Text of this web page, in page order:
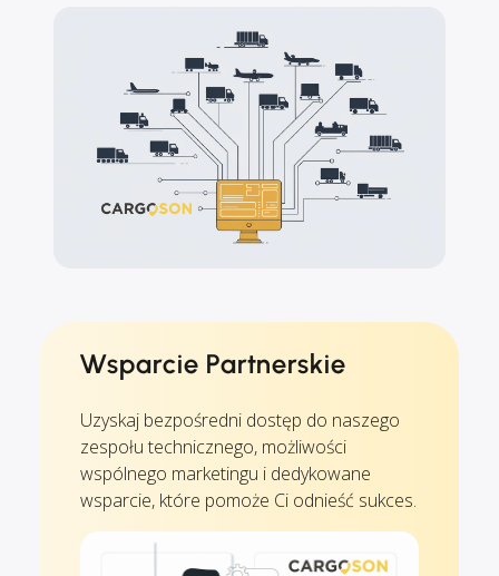
Wsparcie Partnerskie
Uzyskaj bezpośredni dostęp do naszego
zespołu technicznego, możliwości
wspólnego marketingu i dedykowane
wsparcie, które pomoże Ci odnieść sukces.